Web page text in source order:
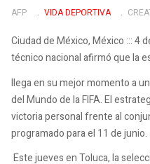
AFP VIDA DEPORTIVA
Ciudad de México, México ::: 4
técnico nacional afirmó que la
llega en su mejor momento a
del Mundo de la FIFA. El
victoria personal frente al
programado para el 11 de junio.
Este jueves en Toluca, la